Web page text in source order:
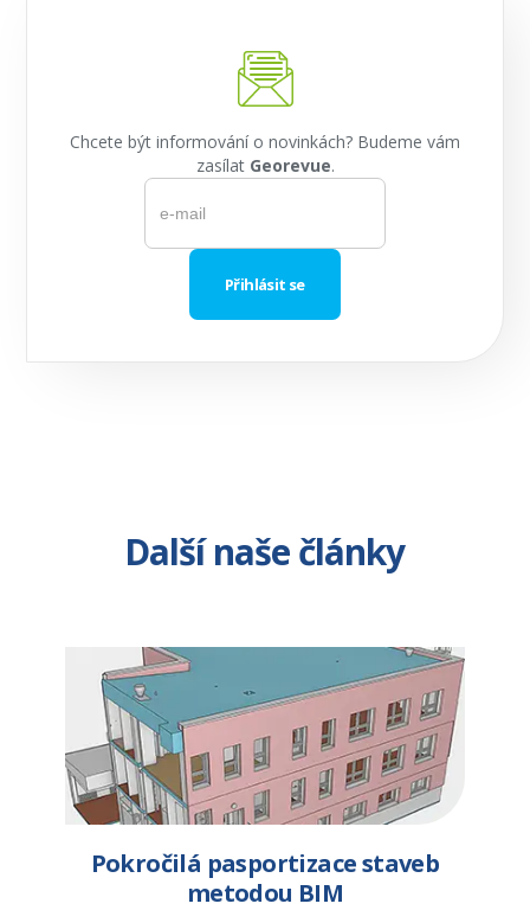
Chcete být informování o novinkách? Budeme vám
zasílat Georevue.
Další naše články
Pokročilá pasportizace staveb
metodou BIM